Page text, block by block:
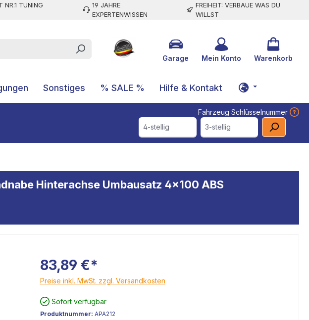
NR.1 TUNING
19 JAHRE
EXPERTENWISSEN
FREIHEIT: VERBAUE WAS DU
WILLST
Garage Mein Konto Warenkorb
Sonstiges % SALE % Hilfe & Kontakt
Fahrzeug Schlüsselnummer
4-stellig 3-stellig
Hinterachse Umbausatz 4x100 ABS
83,89 €*
Preise inkl. MwSt. zzgl. Versandkosten
Sofort verfügbar
Produktnummer: APA212